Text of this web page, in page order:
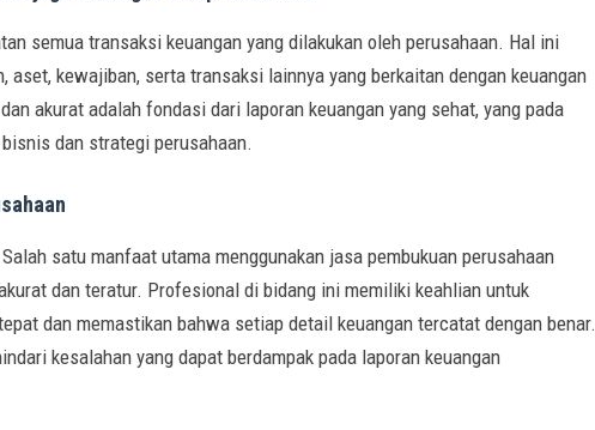
semua transaksi keuangan yang dilakukan oleh perusahaan. Hal ini
aset, kewajiban, serta transaksi lainnya yang berkaitan dengan keuangan
akurat adalah fondasi dari laporan keuangan yang sehat, yang pada
dan strategi perusahaan.
satu manfaat utama menggunakan jasa pembukuan perusahaan
dan teratur. Profesional di bidang ini memiliki keahlian untuk
dan memastikan bahwa setiap detail keuangan tercatat dengan benar.
kesalahan yang dapat berdampak pada laporan keuangan